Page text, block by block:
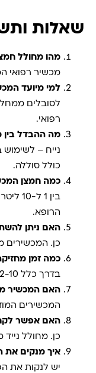
שאלות
מהו מחולל
מכשיר רפואי
למי מיועד
לסובלים
רפואי.
מה ההבדל בין
נייח – לשימוש
כולל סוללה.
כמה חמצן
בין
הרופא.
האם ניתן
כן. המכשירים
כמה זמן
בדרך כלל 2-10 שעות, תלוי בדגם.
האם המכשיר
המכשירים
האם אפשר
כן. מחולל נייד
איך מנקים את
יש לנקות את